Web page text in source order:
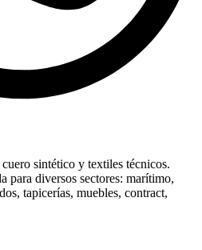
sintético y textiles técnicos.
para diversos sectores: marítimo,
tapicerías, muebles, contract,